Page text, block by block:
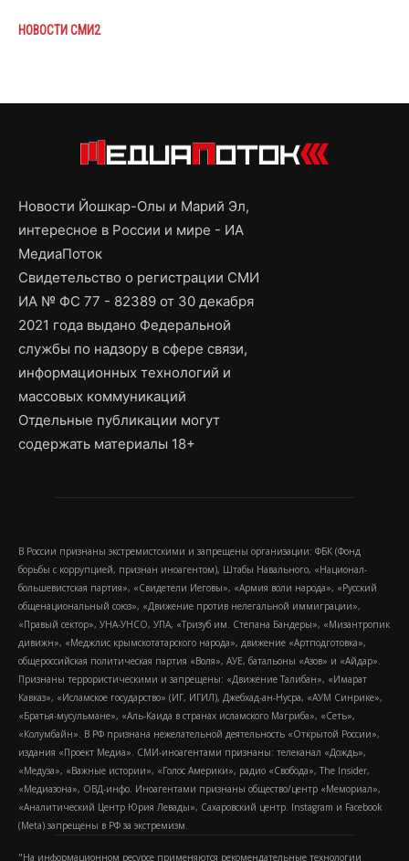
НОВОСТИ СМИ2
Новости Йошкар-Олы и Марий Эл,
интересное в России и мире - ИА
МедиаПоток
Свидетельство о регистрации СМИ
ИА № ФС 77 - 82389 от 30 декабря
2021 года выдано Федеральной
службы по надзору в сфере связи,
информационных технологий и
массовых коммуникаций
Отдельные публикации могут
содержать материалы 18+
В России признаны экстремистскими и запрещены организации: ФБК (Фонд
борьбы с коррупцией, признан иноагентом), Штабы Навального, «Национал-
большевистская партия», «Свидетели Иеговы», «Армия воли народа», «Русский
общенациональный союз», «Движение против нелегальной иммиграции»,
«Правый сектор», УНА-УНСО, УПА, «Тризуб им. Степана Бандеры», «Мизантропик
дивижн», «Меджлис крымскотатарского народа», движение «Артподготовка»,
общероссийская политическая партия «Воля», АУЕ, батальоны «Азов» и «Айдар».
Признаны террористическими и запрещены: «Движение Талибан», «Имарат
Кавказ», «Исламское государство» (ИГ, ИГИЛ), Джебхад-ан-Нусра, «АУМ Синрике»,
«Братья-мусульмане», «Аль-Каида в странах исламского Магриба», «Сеть»,
«Колумбайн». В РФ признана нежелательной деятельность «Открытой России»,
издания «Проект Медиа». СМИ-иноагентами признаны: телеканал «Дождь»,
«Медуза», «Важные истории», «Голос Америки», радио «Свобода», The Insider,
«Медиазона», ОВД-инфо. Иноагентами признаны общество/центр «Мемориал»,
«Аналитический Центр Юрия Левады», Сахаровский центр. Instagram и Facebook
(Metа) запрещены в РФ за экстремизм.
"На информационном ресурсе применяются рекомендательные технологии